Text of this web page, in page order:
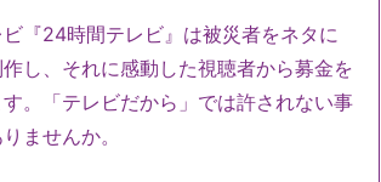
『24時間テレビ』は被災者をネタに
し、それに感動した視聴者から募金を
。「テレビだから」では許されない事
ませんか。